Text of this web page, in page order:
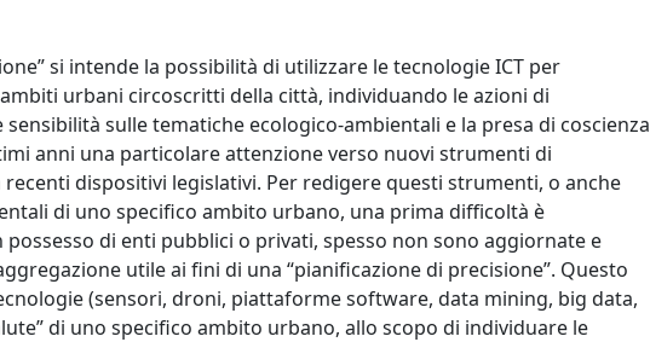
si intende la possibilità di utilizzare le tecnologie ICT per
urbani circoscritti della città, individuando le azioni di
sulle tematiche ecologico-ambientali e la presa di coscienza
anni una particolare attenzione verso nuovi strumenti di
dispositivi legislativi. Per redigere questi strumenti, o anche
di uno specifico ambito urbano, una prima difficoltà è
di enti pubblici o privati, spesso non sono aggiornate e
utile ai fini di una “pianificazione di precisione”. Questo
(sensori, droni, piattaforme software, data mining, big data,
di uno specifico ambito urbano, allo scopo di individuare le